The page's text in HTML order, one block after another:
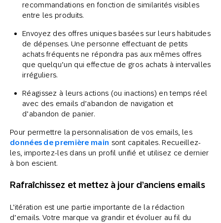
recommandations en fonction de similarités visibles
entre les produits.
Envoyez des offres uniques basées sur leurs habitudes
de dépenses. Une personne effectuant de petits
achats fréquents ne répondra pas aux mêmes offres
que quelqu’un qui effectue de gros achats à intervalles
irréguliers.
Réagissez à leurs actions (ou inactions) en temps réel
avec des emails d’abandon de navigation et
d’abandon de panier.
Pour permettre la personnalisation de vos emails, les
données de première main sont capitales. Recueillez-
les, importez-les dans un profil unifié et utilisez ce dernier
à bon escient.
Rafraîchissez et mettez à jour d’anciens emails
L’itération est une partie importante de la rédaction
d’emails. Votre marque va grandir et évoluer au fil du